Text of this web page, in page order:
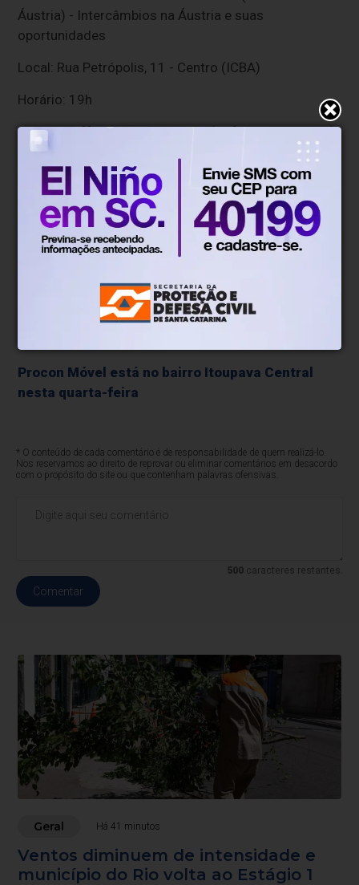
Áustria) - Intercâmbios na Áustria e suas
oportunidades
Local: Rua Petrópolis, 11 - Centro (ICBA)
Horário: 19h
Evento: Kaffee Mit Geschichten (Café com histórias):
UMA VIAGEM AO TEMPO
Local: Biblioteca do Sesc (Rua Dr. Amadeu da Luz,
165 - Centro)
Horário: 19h
Ruas de Blumenau sofrem alterações no trânsito
Procon Móvel está no bairro Itoupava Central
nesta quarta-feira
* O conteúdo de cada comentário é de responsabilidade de quem realizá-lo.
Nos reservamos ao direito de reprovar ou eliminar comentários em desacordo
com o propósito do site ou que contenham palavras ofensivas.
500caracteres restantes.
Comentar
Geral Há 41 minutos
Ventos diminuem de intensidade e
município do Rio volta ao Estágio 1